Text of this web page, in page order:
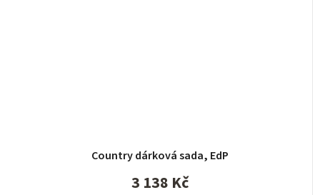
Country dárková sada, EdP
3 138 Kč